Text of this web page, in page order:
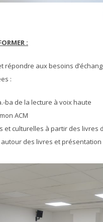
:
répondre aux besoins
:
ba de la lecture à voix haute
ACM
et culturelles à partir des livres
des livres et présentation